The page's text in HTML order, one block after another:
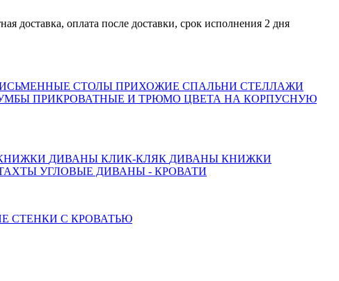
оплата после доставки, срок исполнения 2 дня
СТОЛЫ ПРИХОЖИЕ СПАЛЬНИ СТЕЛЛАЖИ
ПРИКРОВАТНЫЕ И ТРЮМО ЦВЕТА НА КОРПУСНУЮ
ДИВАНЫ КЛИК-КЛЯК ДИВАНЫ КНИЖКИ
УГЛОВЫЕ ДИВАНЫ - КРОВАТИ
СТЕНКИ С КРОВАТЬЮ